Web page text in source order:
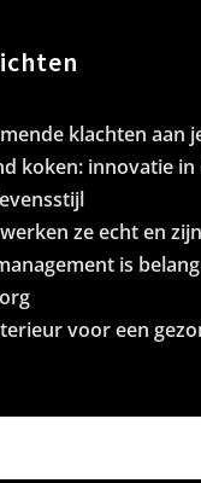
klachten aan
koken: innovatie
ze echt en
is
voor een